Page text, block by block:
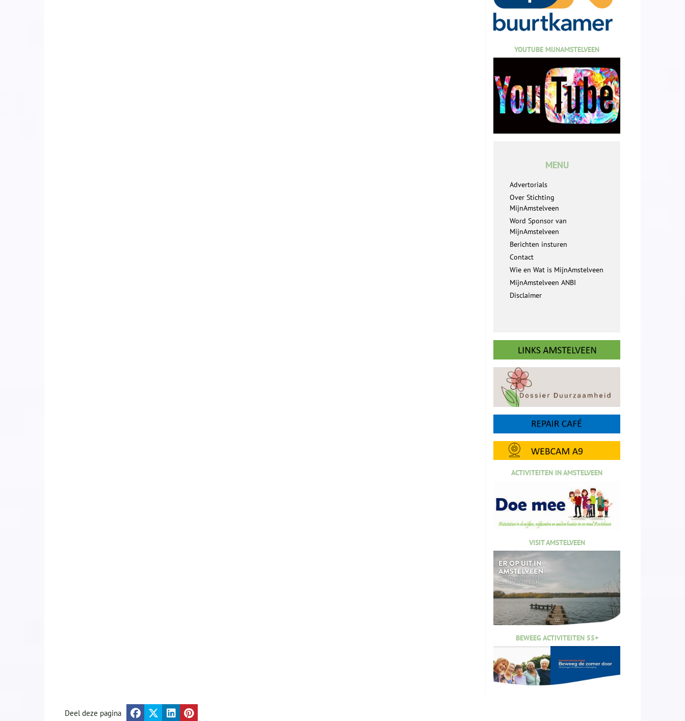
YOUTUBE MIJNAMSTELVEEN
MENU
Advertorials
Over Stichting
MijnAmstelveen
Word Sponsor van
MijnAmstelveen
Berichten insturen
Contact
Wie en Wat is MijnAmstelveen
MijnAmstelveen ANBI
Disclaimer
ACTIVITEITEN IN AMSTELVEEN
VISIT AMSTELVEEN
BEWEEG ACTIVITEITEN 55+
Deel deze pagina